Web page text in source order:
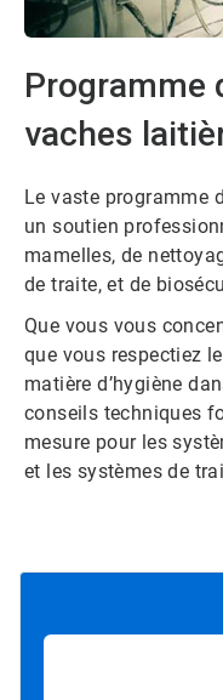
Programme
vaches
Le vaste programme
un soutien
mamelles, de
de traite, et de
Que vous vous
que vous respectiez
matière d’hygiène
conseils techniques
mesure pour les
et les systèmes de